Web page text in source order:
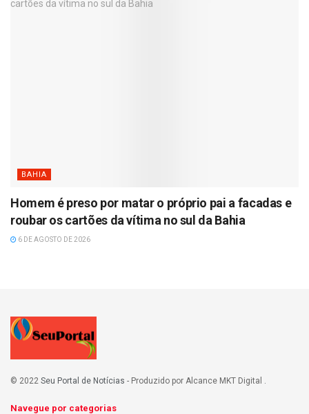
BAHIA
Homem é preso por matar o próprio pai a facadas e
roubar os cartões da vítima no sul da Bahia
6 DE AGOSTO DE 2026
© 2022 Seu Portal de Notícias - Produzido por Alcance MKT Digital .
Navegue por categorias